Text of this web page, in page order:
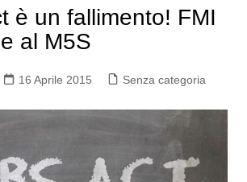
è un fallimento! FMI
al M5S
16 Aprile 2015 Senza categoria